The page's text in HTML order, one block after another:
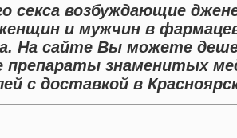
секса возбуждающие
и мужчин в
На сайте Вы можете
знаменитых
с доставкой в